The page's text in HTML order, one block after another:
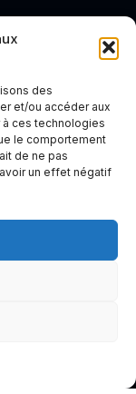
des
et/ou accéder aux
ces technologies
le comportement
de ne pas
un effet négatif